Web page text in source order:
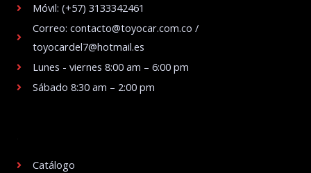
Móvil: (+57) 3133342461
Correo: contacto@toyocar.com.co /
toyocardel7@hotmail.es
Lunes - viernes 8:00 am – 6:00 pm
Sábado 8:30 am – 2:00 pm
Catálogo